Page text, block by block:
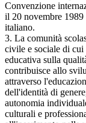
Convenzione
il 20 novembre
italiano.
3. La comunità
civile e sociale di cui
educativa sulla
contribuisce allo
attraverso
dell'identità di
autonomia
culturali e